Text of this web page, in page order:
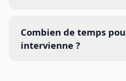
Combien de temps
intervienne ?